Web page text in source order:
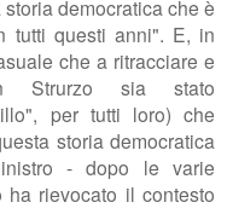
democratica che è
tutti questi anni". E, in
che a ritracciare e
Strurzo sia stato
per tutti loro) che
storiademocratica
- dopo le varie
rievocato il contesto